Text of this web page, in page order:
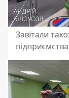
Завітали